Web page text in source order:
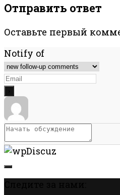
Отправить ответ
Оставьте первый
Notify of